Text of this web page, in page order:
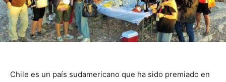
Chile es un país sudamericano que ha sido premiado en